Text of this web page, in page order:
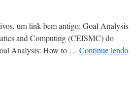
um link bem antigo: Goal Analysis
and Computing (CEISMC) do
Analysis: How to … Continue lendo